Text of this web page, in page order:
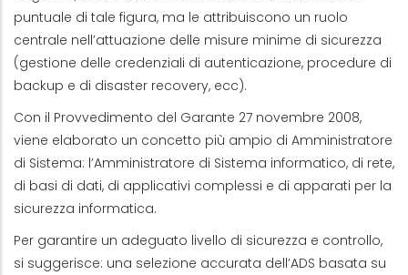
puntuale di tale figura, ma le attribuiscono un ruolo
centrale nell’attuazione delle misure minime di sicurezza
(gestione delle credenziali di autenticazione, procedure di
backup e di disaster recovery, ecc).
Con il Provvedimento del Garante 27 novembre 2008,
viene elaborato un concetto più ampio di Amministratore
di Sistema: l’Amministratore di Sistema informatico, di rete,
di basi di dati, di applicativi complessi e di apparati per la
sicurezza informatica.
Per garantire un adeguato livello di sicurezza e controllo,
si suggerisce: una selezione accurata dell’ADS basata su